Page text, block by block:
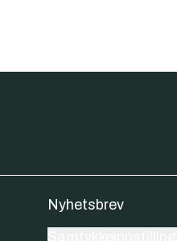
Nyhetsbrev